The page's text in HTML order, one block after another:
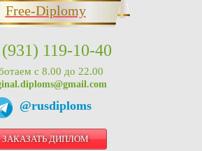
Free-Diplomy
119-10-40
с 8.00 до 22.00
@rusdiploms
ЗАКАЗАТЬ ДИПЛОМ